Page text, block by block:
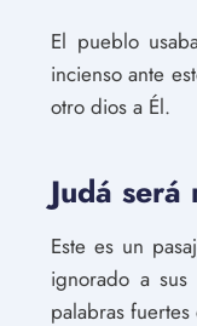
El pueblo
incienso ante
otro dios a Él.
Judá
Este es un
ignorado a sus
palabras